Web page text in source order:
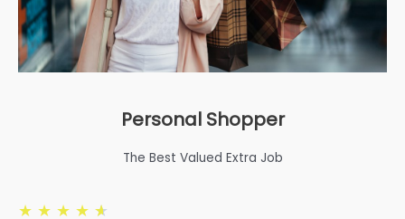
Personal Shopper
The Best Valued Extra Job
★ ★ ★ ★ ★